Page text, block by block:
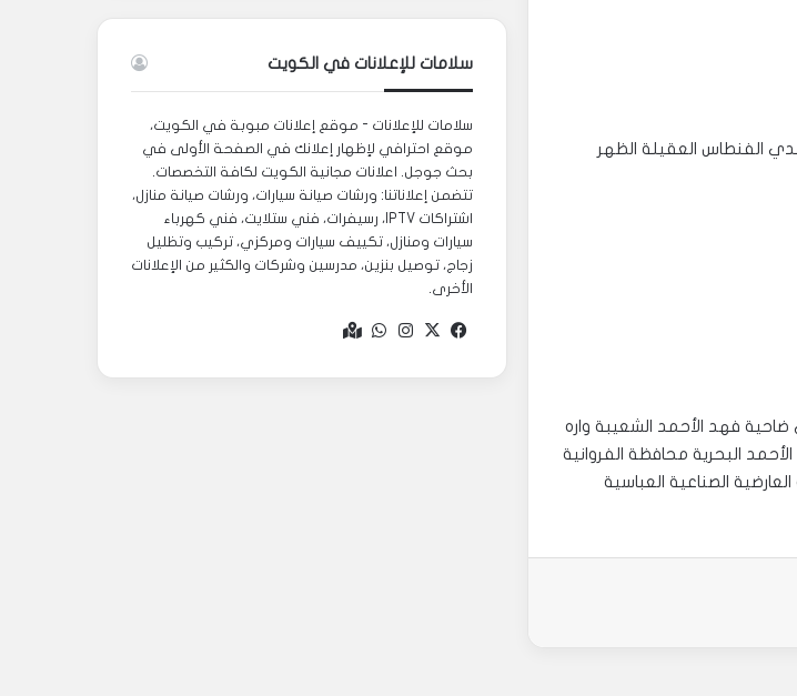
الفنطاس العقيلة الظهر
ضاحية فهد الأحمد الشعيبة واره
البحرية محافظة الفروانية
الصناعية العباسية
سلامات للإعلانات في الكويت
سلامات للإعلانات - موقع إعلانات مبوبة في الكويت،
موقع احترافي لإظهار إعلانك في الصفحة الأولى في
بحث جوجل. اعلانات مجانية الكويت لكافة التخصصات.
تتضمن إعلاناتنا: ورشات صيانة سيارات، ورشات صيانة منازل،
اشتراكات IPTV، رسيفرات، فني ستلايت، فني كهرباء
سيارات ومنازل، تكييف سيارات ومركزي، تركيب وتظليل
زجاج، توصيل بنزين، مدرسين وشركات والكثير من الإعلانات
الأخرى.
فيسبوك
‫X انستقرام
واتساب